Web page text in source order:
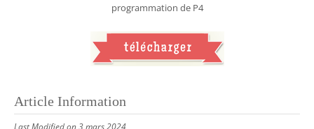
programmation de P4
Article Information